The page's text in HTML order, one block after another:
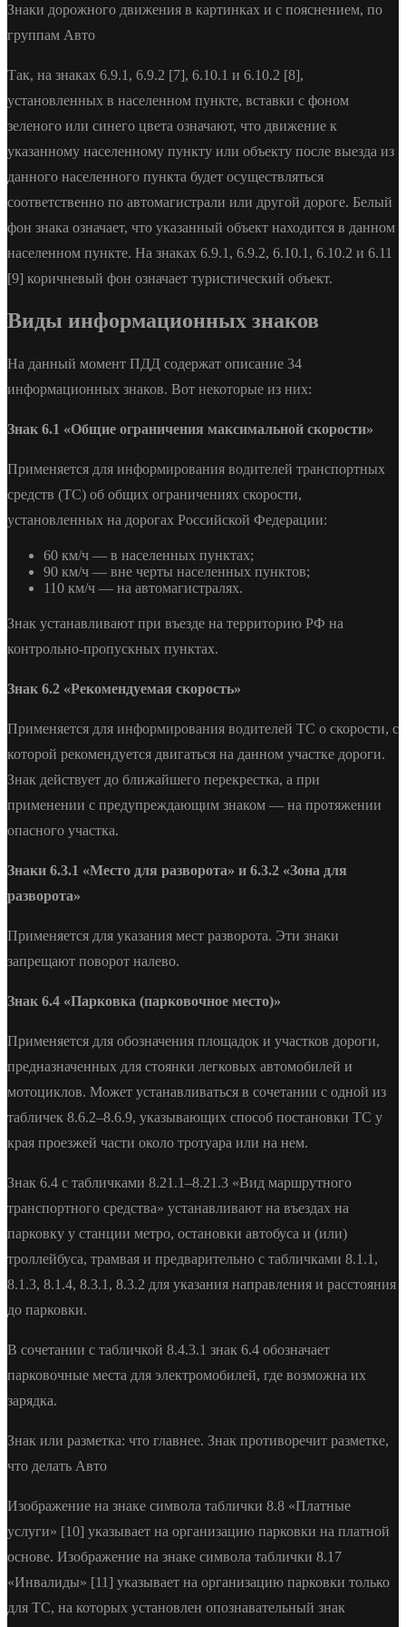
Знаки дорожного движения в картинках и с пояснением, по
группам Авто
Так, на знаках 6.9.1, 6.9.2 [7], 6.10.1 и 6.10.2 [8],
установленных в населенном пункте, вставки с фоном
зеленого или синего цвета означают, что движение к
указанному населенному пункту или объекту после выезда из
данного населенного пункта будет осуществляться
соответственно по автомагистрали или другой дороге. Белый
фон знака означает, что указанный объект находится в данном
населенном пункте. На знаках 6.9.1, 6.9.2, 6.10.1, 6.10.2 и 6.11
[9] коричневый фон означает туристический объект.
Виды информационных знаков
На данный момент ПДД содержат описание 34
информационных знаков. Вот некоторые из них:
Знак 6.1 «Общие ограничения максимальной скорости»
Применяется для информирования водителей транспортных
средств (ТС) об общих ограничениях скорости,
установленных на дорогах Российской Федерации:
60 км/ч — в населенных пунктах;
90 км/ч — вне черты населенных пунктов;
110 км/ч — на автомагистралях.
Знак устанавливают при въезде на территорию РФ на
контрольно-пропускных пунктах.
Знак 6.2 «Рекомендуемая скорость»
Применяется для информирования водителей ТС о скорости, с
которой рекомендуется двигаться на данном участке дороги.
Знак действует до ближайшего перекрестка, а при
применении с предупреждающим знаком — на протяжении
опасного участка.
Знаки 6.3.1 «Место для разворота» и 6.3.2 «Зона для
разворота»
Применяется для указания мест разворота. Эти знаки
запрещают поворот налево.
Знак 6.4 «Парковка (парковочное место)»
Применяется для обозначения площадок и участков дороги,
предназначенных для стоянки легковых автомобилей и
мотоциклов. Может устанавливаться в сочетании с одной из
табличек 8.6.2–8.6.9, указывающих способ постановки ТС у
края проезжей части около тротуара или на нем.
Знак 6.4 с табличками 8.21.1–8.21.3 «Вид маршрутного
транспортного средства» устанавливают на въездах на
парковку у станции метро, остановки автобуса и (или)
троллейбуса, трамвая и предварительно с табличками 8.1.1,
8.1.3, 8.1.4, 8.3.1, 8.3.2 для указания направления и расстояния
до парковки.
В сочетании с табличкой 8.4.3.1 знак 6.4 обозначает
парковочные места для электромобилей, где возможна их
зарядка.
Знак или разметка: что главнее. Знак противоречит разметке,
что делать Авто
Изображение на знаке символа таблички 8.8 «Платные
услуги» [10] указывает на организацию парковки на платной
основе. Изображение на знаке символа таблички 8.17
«Инвалиды» [11] указывает на организацию парковки только
для ТС, на которых установлен опознавательный знак